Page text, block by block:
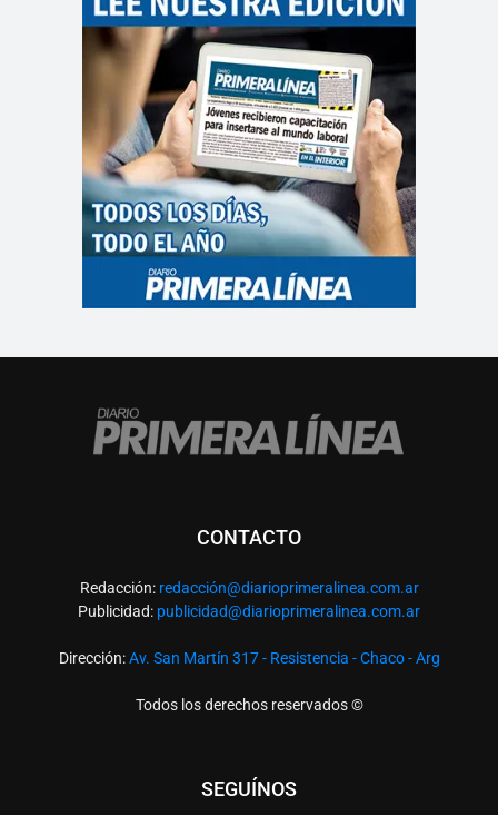
CONTACTO
Redacción: redacción@diarioprimeralinea.com.ar
Publicidad: publicidad@diarioprimeralinea.com.ar
Dirección:Av. San Martín 317 - Resistencia - Chaco - Arg
Todos los derechos reservados ©
SEGUÍNOS